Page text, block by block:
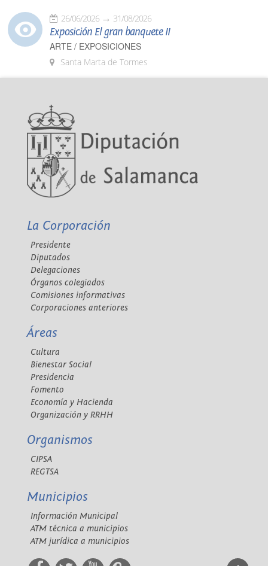
26/06/2026 31/08/2026
Exposición El gran banquete II
ARTE / EXPOSICIONES
Santa Marta de Tormes
La Corporación
Presidente
Diputados
Delegaciones
Órganos colegiados
Comisiones informativas
Corporaciones anteriores
Áreas
Cultura
Bienestar Social
Presidencia
Fomento
Economía y Hacienda
Organización y RRHH
Organismos
CIPSA
REGTSA
Municipios
Información Municipal
ATM técnica a municipios
ATM jurídica a municipios